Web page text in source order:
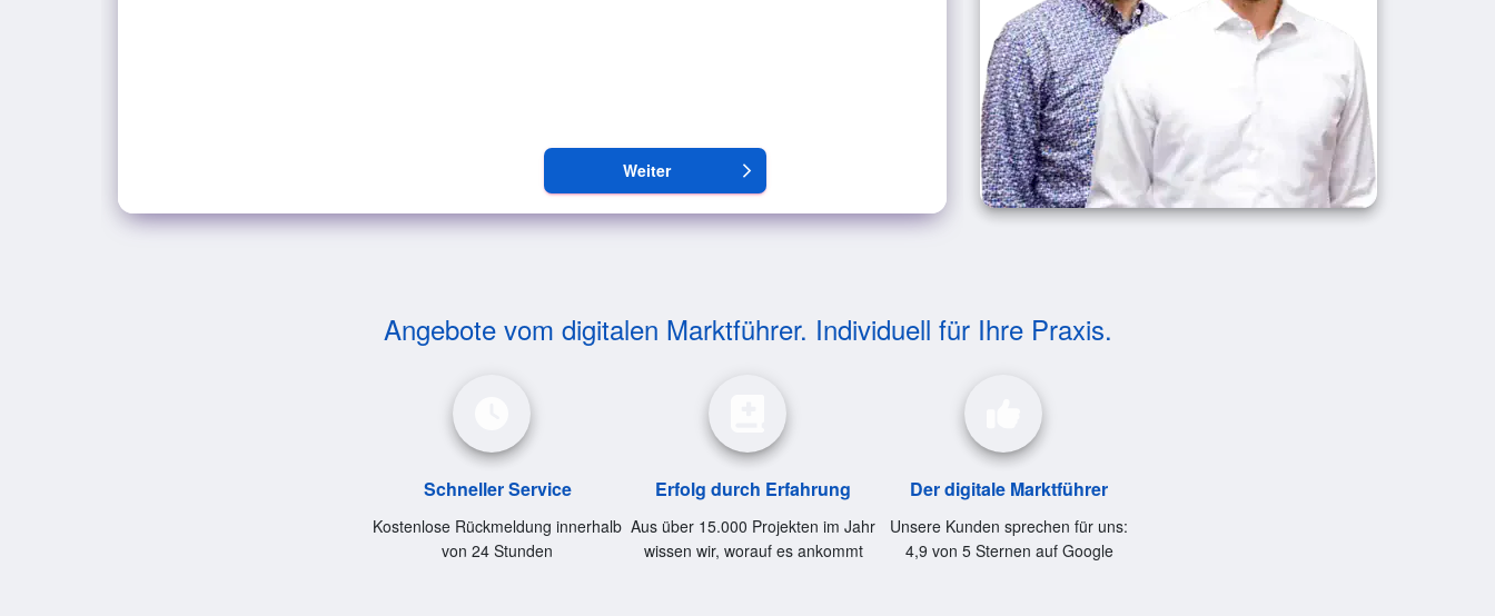
Weiter arrow_forward_ios
Angebote vom digitalen Marktführer. Individuell für Ihre Praxis.
Schneller Service
Kostenlose Rückmeldung innerhalb
von 24 Stunden
Erfolg durch Erfahrung
Aus über 15.000 Projekten im Jahr
wissen wir, worauf es ankommt
Der digitale Marktführer
Unsere Kunden sprechen für uns:
4,9 von 5 Sternen auf Google